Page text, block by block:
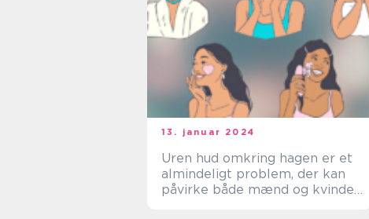
13. januar 2024
Uren hud omkring hagen er et
almindeligt problem, der kan
påvirke både mænd og kvinder